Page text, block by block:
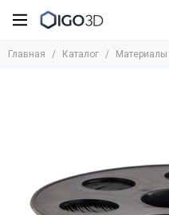
Материалы
BCN3D
HARZ Labs
Главная Каталог Материалы